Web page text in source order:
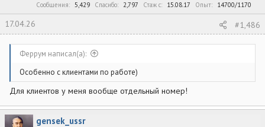
Сообщения
5,429 Спасибо 2,797 Стаж c 15.08.17 Опыт 14700/1170
17.04.26 #1,486
Феррум написал(а):
Особенно с клиентами по работе)
Для клиентов у меня вообще отдельный номер!
gensek_ussr